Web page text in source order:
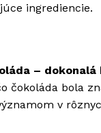
ingrediencie.
– dokonalá
čokoláda bola
v